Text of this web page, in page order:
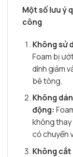
Một số lưu ý
công
Không sử
Foam bị
dính giảm
bê tông.
Không
động:
không
có chuyển
Không cắt